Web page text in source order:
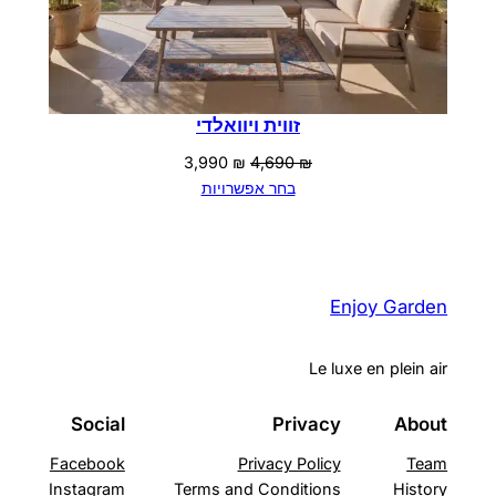
זווית ויוואלדי
4,690₪
המחיר
המקורי
3,990 ₪
בחר אפשרויות
Enjoy Garden
Le luxe en plein air
About
Team
History
Privacy
Privacy Policy
Terms and Conditions
Social
Facebook
Instagram